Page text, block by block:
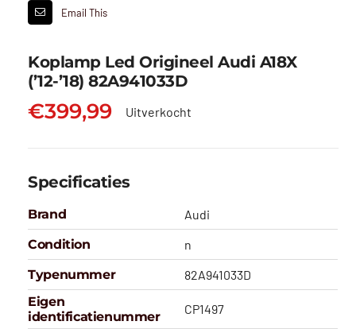
Email This
Koplamp Led Origineel Audi A18X
(’12-’18) 82A941033D
€399,99 Uitverkocht
Specificaties
Brand
Audi
Condition
n
Typenummer
82A941033D
Eigen
identificatienummer
CP1497